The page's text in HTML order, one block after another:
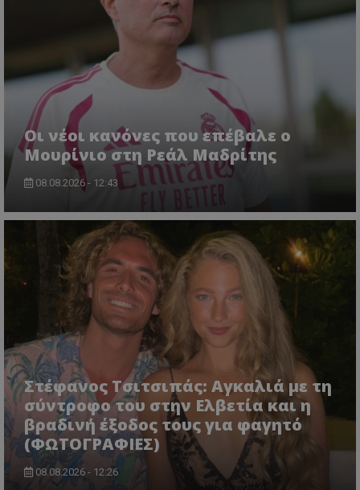
Οι νέοι κανόνες που επέβαλε ο
Μουρίνιο στη Ρεάλ Μαδρίτης
08.08.2026 - 12:43
Στέφανος Τσιτσιπάς: Αγκαλιά με τη
σύντροφο του στην Ελβετία και η
βραδινή έξοδος τους για φαγητό
(ΦΩΤΟΓΡΑΦΙΕΣ)
08.08.2026 - 12:26